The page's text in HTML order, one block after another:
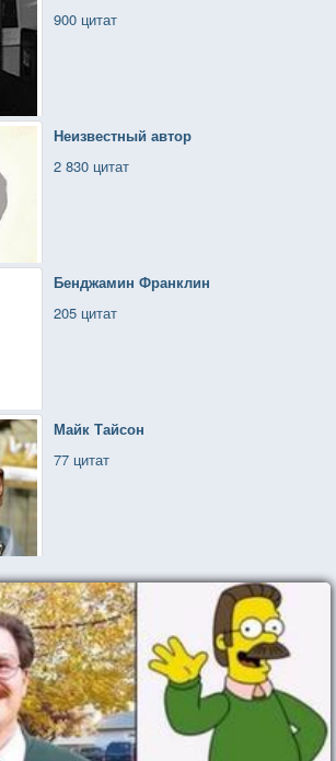
900 цитат
Неизвестный автор
2 830 цитат
Бенджамин Франклин
205 цитат
Майк Тайсон
77 цитат